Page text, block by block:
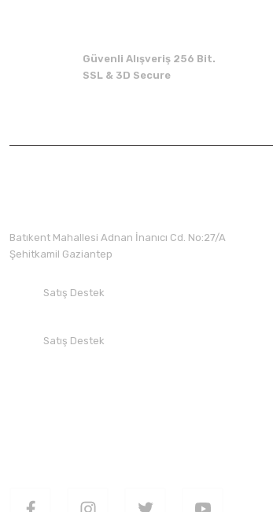
Güvenli Alışveriş 256 Bit.
SSL & 3D Secure
Batıkent Mahallesi Adnan İnanıcı Cd. No:27/A
Şehitkamil Gaziantep
Satış Destek
Satış Destek